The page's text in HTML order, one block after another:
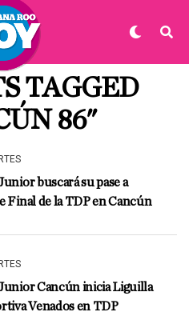
TAGGED
86"
buscará su pase a
Final de la TDP en Cancún
Cancún inicia Liguilla
Venados en TDP